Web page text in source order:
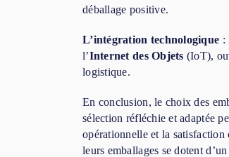
déballage positive.
L’intégration technologique :
l’Internet des Objets (IoT),
logistique.
En conclusion, le choix des
sélection réfléchie et adaptée
opérationnelle et la
leurs emballages se dotent